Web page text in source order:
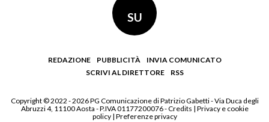
SU
REDAZIONE PUBBLICITÀ
INVIA COMUNICATO
SCRIVI AL DIRETTORE
RSS
Copyright © 2022 - 2026 PG Comunicazione di Patrizio Gabetti - Via Duca degli
Abruzzi 4, 11100 Aosta - P.IVA 01177200076 -Credits | Privacy e cookie
policy| Preferenze privacy